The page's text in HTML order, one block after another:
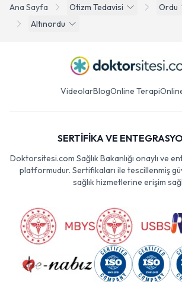
Ana Sayfa Otizm Tedavisi
Ordu
Altınordu
VideolarBlogOnline Terapi
SERTİFİKA VE
Doktorsitesi.com Sağlık Bakanlığı onaylı ve
platformudur. Sertifikaları ile tescillenmiş
sağlık hizmetlerine erişim